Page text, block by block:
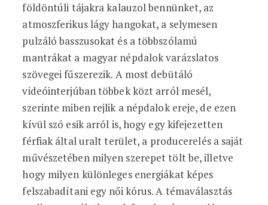
földöntúli tájakra kalauzol bennünket, az
atmoszferikus lágy hangokat, a selymesen
pulzáló basszusokat és a többszólamú
mantrákat a magyar népdalok varázslatos
szövegei fűszerezik. A most debütáló
videóinterjúban többek közt arról mesél,
szerinte miben rejlik a népdalok ereje, de ezen
kívül szó esik arról is, hogy egy kifejezetten
férfiak által uralt terület, a producerelés a saját
művészetében milyen szerepet tölt be, illetve
hogy milyen különleges energiákat képes
felszabadítani egy női kórus. A témaválasztás